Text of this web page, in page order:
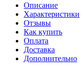
Описание
Характеристики
Отзывы
Как купить
Оплата
Доставка
Дополнительно